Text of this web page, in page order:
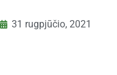
31 rugpjūčio, 2021